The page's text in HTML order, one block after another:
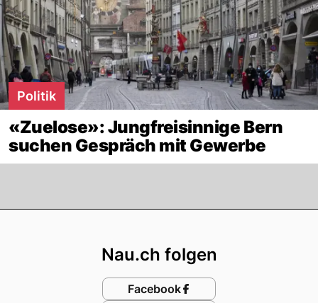
Politik
«Zuelose»: Jungfreisinnige Bern
suchen Gespräch mit Gewerbe
Nau.ch folgen
Facebook